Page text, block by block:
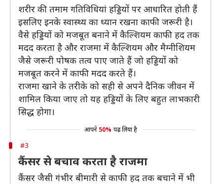
शरीर की तमाम गतिविधियां हड्डियों पर आधारित होती हैं
इसलिए इनके स्वास्थ्य का ध्यान रखना काफी जरूरी है।
वैसे हड्डियों को मजबूत बनाने में कैल्शियम काफी हद तक
मदद करता है और राजमा में कैल्शियम और मैग्नीशियम
जैसे जरूरी पोषक तत्व पाए जाते हैं जो हड्डियों को
मजबूत करने में काफी मदद करते हैं।
राजमा खाने के तरीके को सही से अपने दैनिक जीवन में
शामिल किया जाए तो यह हड्डियों के लिए बहुत लाभकारी
सिद्ध होगा।
आपने 50% पढ़ लिया है
#3
कैंसर से बचाव करता है राजमा
कैंसर जैसी गंभीर बीमारी से काफी हद तक बचाने में भी